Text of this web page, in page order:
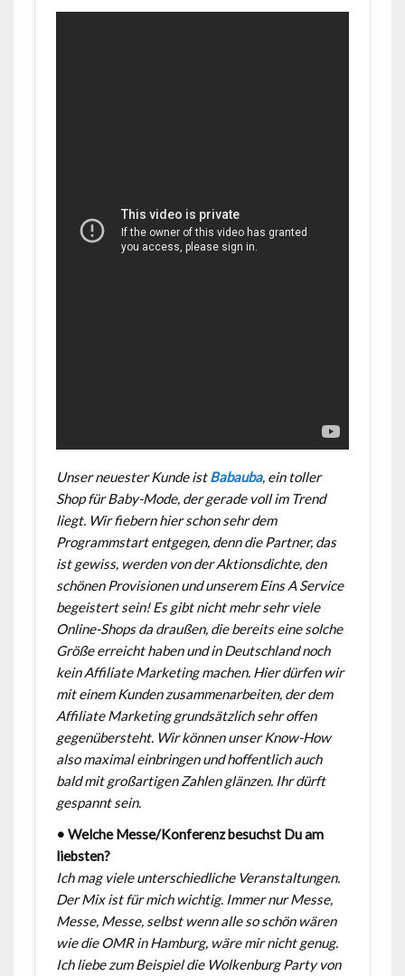
Unser neuester Kunde istBabauba, ein toller
Shop für Baby-Mode, der gerade voll im Trend
liegt. Wir fiebern hier schon sehr dem
Programmstart entgegen, denn die Partner, das
ist gewiss, werden von der Aktionsdichte, den
schönen Provisionen und unserem Eins A Service
begeistert sein! Es gibt nicht mehr sehr viele
Online-Shops da draußen, die bereits eine solche
Größe erreicht haben und in Deutschland noch
kein Affiliate Marketing machen. Hier dürfen wir
mit einem Kunden zusammenarbeiten, der dem
Affiliate Marketing grundsätzlich sehr offen
gegenübersteht. Wir können unser Know-How
also maximal einbringen und hoffentlich auch
bald mit großartigen Zahlen glänzen. Ihr dürft
gespannt sein.
• Welche Messe/Konferenz besuchst Du am
liebsten?
Ich mag viele unterschiedliche Veranstaltungen.
Der Mix ist für mich wichtig. Immer nur Messe,
Messe, Messe, selbst wenn alle so schön wären
wie die OMR in Hamburg, wäre mir nicht genug.
Ich liebe zum Beispiel die Wolkenburg Party von